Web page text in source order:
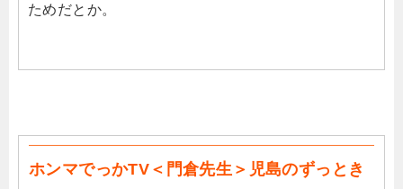
ためだとか。
ホンマでっかTV＜門倉先生＞児島のずっとき